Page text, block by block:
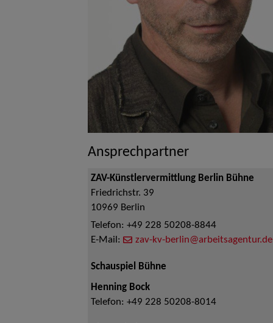
Ansprechpartner
ZAV-Künstlervermittlung Berlin Bühne
Friedrichstr. 39
10969 Berlin
Telefon: +49 228 50208-8844
E-Mail:
zav-kv-berlin@arbeitsagentur.de
Schauspiel Bühne
Henning Bock
Telefon: +49 228 50208-8014